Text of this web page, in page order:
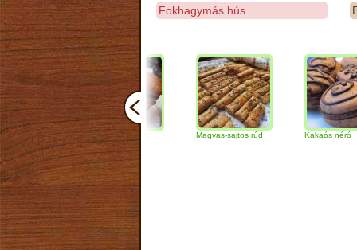
Fokhagymás hús
Csokoládés-diós
szendvics
Magvas-sajtos rúd Kakaós néró